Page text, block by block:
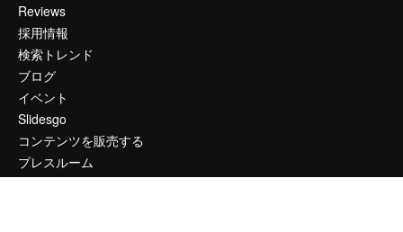
Reviews
採用情報
検索トレンド
ブログ
イベント
Slidesgo
コンテンツを販売する
プレスルーム